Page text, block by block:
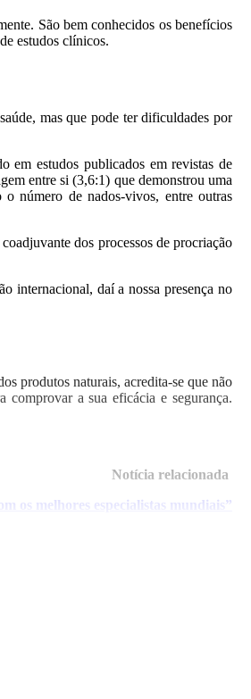
São bem conhecidos os benefícios
estudos clínicos.
mas que pode ter dificuldades por
em estudos publicados em revistas de
entre si (3,6:1) que demonstrou uma
número de nados-vivos, entre outras
dos processos de procriação
internacional, daí a nossa presença no
produtos naturais, acredita-se que não
comprovar a sua eficácia e segurança.
Notícia relacionada
os melhores especialistas mundiais”